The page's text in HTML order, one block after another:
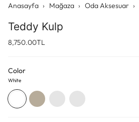
Anasayfa › Mağaza › Oda Aksesuar ›
Teddy Kulp
8,750.00TL
Color
White
White Natural
Celestial
Blue
Dawn
Pink